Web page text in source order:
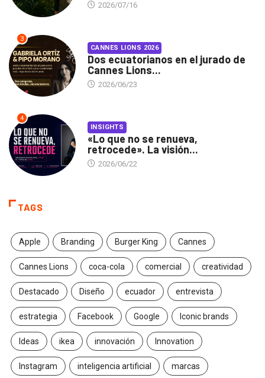
2026/07/16
3
CANNES LIONS 2026
Dos ecuatorianos en el jurado de
Cannes Lions...
2026/06/23
4
INSIGHTS
«Lo que no se renueva,
retrocede». La visión...
2026/06/22
TAGS
Apple Branding Burger King Cannes
Cannes Lions coca-cola comercial creatividad
Destacado Diseño ecuador entrevista
estrategia Facebook Google Iconic brands
Ideas ikea innovación Innovation
Instagram inteligencia artificial marcas